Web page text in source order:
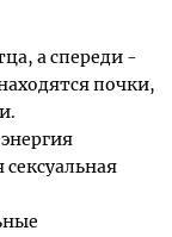
а спереди -
почки,